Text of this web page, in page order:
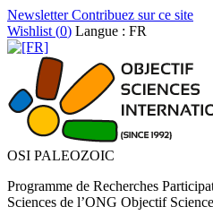
NewsletterContribuez sur ce site
Wishlist (0) Langue : FR
OSI PALEOZOIC
Programme de Recherches
Sciences de l’ONG Objectif